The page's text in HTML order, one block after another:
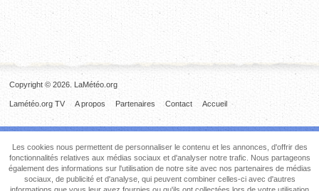
Copyright © 2026. LaMétéo.org
Accueil
Contact
Partenaires
A propos
Lamétéo.org TV
Les cookies nous permettent de personnaliser le contenu et les annonces, d'offrir des
fonctionnalités relatives aux médias sociaux et d'analyser notre trafic. Nous partageons
également des informations sur l'utilisation de notre site avec nos partenaires de médias
sociaux, de publicité et d'analyse, qui peuvent combiner celles-ci avec d'autres